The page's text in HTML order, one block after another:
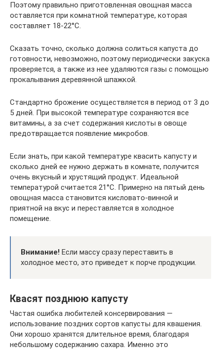
Поэтому правильно приготовленная овощная масса
оставляется при комнатной температуре, которая
составляет 18-22°С.
Сказать точно, сколько должна солиться капуста до
готовности, невозможно, поэтому периодически закуска
проверяется, а также из нее удаляются газы с помощью
прокалывания деревянной шпажкой.
Стандартно брожение осуществляется в период от 3 до
5 дней. При высокой температуре сохраняются все
витамины, а за счет содержания кислоты в овоще
предотвращается появление микробов.
Если знать, при какой температуре квасить капусту и
сколько дней ее нужно держать в комнате, получится
очень вкусный и хрустящий продукт. Идеальной
температурой считается 21°С. Примерно на пятый день
овощная масса становится кисловато-винной и
приятной на вкус и переставляется в холодное
помещение.
Внимание! Если массу сразу переставить в
холодное место, это приведет к порче продукции.
Квасят позднюю капусту
Частая ошибка любителей консервирования —
использование поздних сортов капусты для квашения.
Они хорошо хранятся длительное время, благодаря
небольшому содержанию сахара. Именно это